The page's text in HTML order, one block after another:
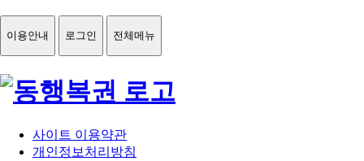
이용안내 로그인 전체메뉴
사이트 이용약관
개인정보처리방침